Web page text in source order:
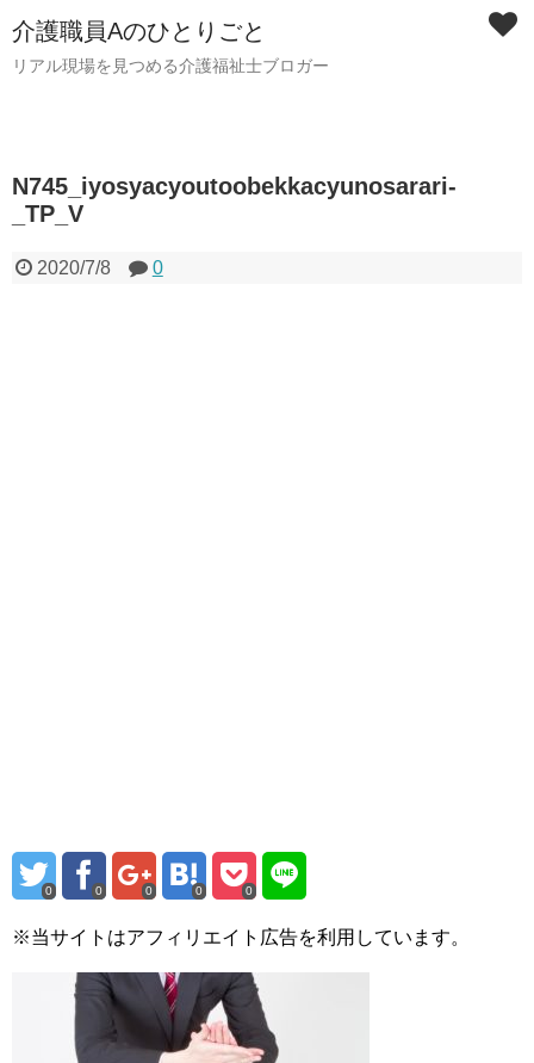
介護職員Aのひとりごと
リアル現場を見つめる介護福祉士ブロガー
N745_iyosyacyoutoobekkacyunosarari-
_TP_V
2020/7/8 0
0 0 0 0 0
※当サイトはアフィリエイト広告を利用しています。